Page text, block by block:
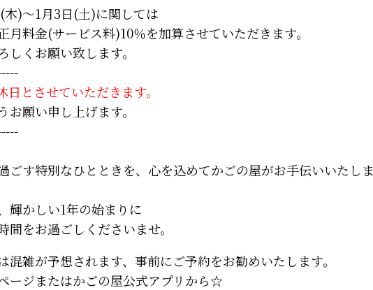
木)～1月3日(土)に関しては
月料金(サービス料)10％を加算させていただきます。
くお願い致します。
とさせていただきます。
お願い申し上げます。
ごす特別なひとときを、心を込めてかごの屋がお手伝いいたしま
輝かしい1年の始まりに
間をお過ごしくださいませ。
混雑が予想されます、事前にご予約をお勧めいたします。
ージまたはかごの屋公式アプリから☆